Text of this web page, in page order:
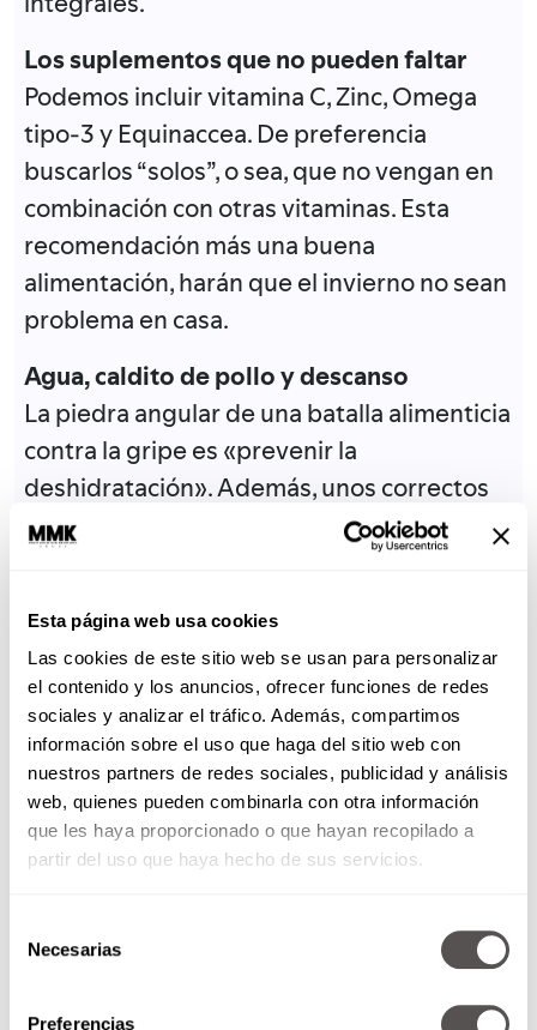
Esta página web usa cookies
Las cookies de este sitio web se usan para personalizar
el contenido y los anuncios, ofrecer funciones de redes
sociales y analizar el tráfico. Además, compartimos
información sobre el uso que haga del sitio web con
nuestros partners de redes sociales, publicidad y análisis
web, quienes pueden combinarla con otra información
que les haya proporcionado o que hayan recopilado a
partir del uso que haya hecho de sus servicios.
Necesarias
Preferencias
Los suplementos que no pueden faltar
Podemos incluir vitamina C, Zinc, Omega
tipo-3 y Equinaccea. De preferencia
buscarlos “solos”, o sea, que no vengan en
combinación con otras vitaminas. Esta
recomendación más una buena
alimentación, harán que el invierno no sean
problema en casa.
Agua, caldito de pollo y descanso
La piedra angular de una batalla alimenticia
contra la gripe es «prevenir la
deshidratación». Además, unos correctos
niveles de agua en nuestro organismo
ayudarán a aclarar el moco y aligerar las
congestión y el dolor de garganta.
El típico caldito de pollo no es una solución
mágica, pero es un preparado caliente que
ayudará a aliviar, aportando además un
alimento rico en proteínas, como hierro y
vitaminas del complejo B.
Si se prepara con verduras, también será
Lo esencial para curarnos es descanso e
hidratación. Podemos reforzar nuestro
sistema inmune con alimentos